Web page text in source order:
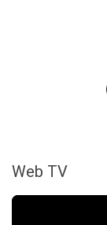
Web TV